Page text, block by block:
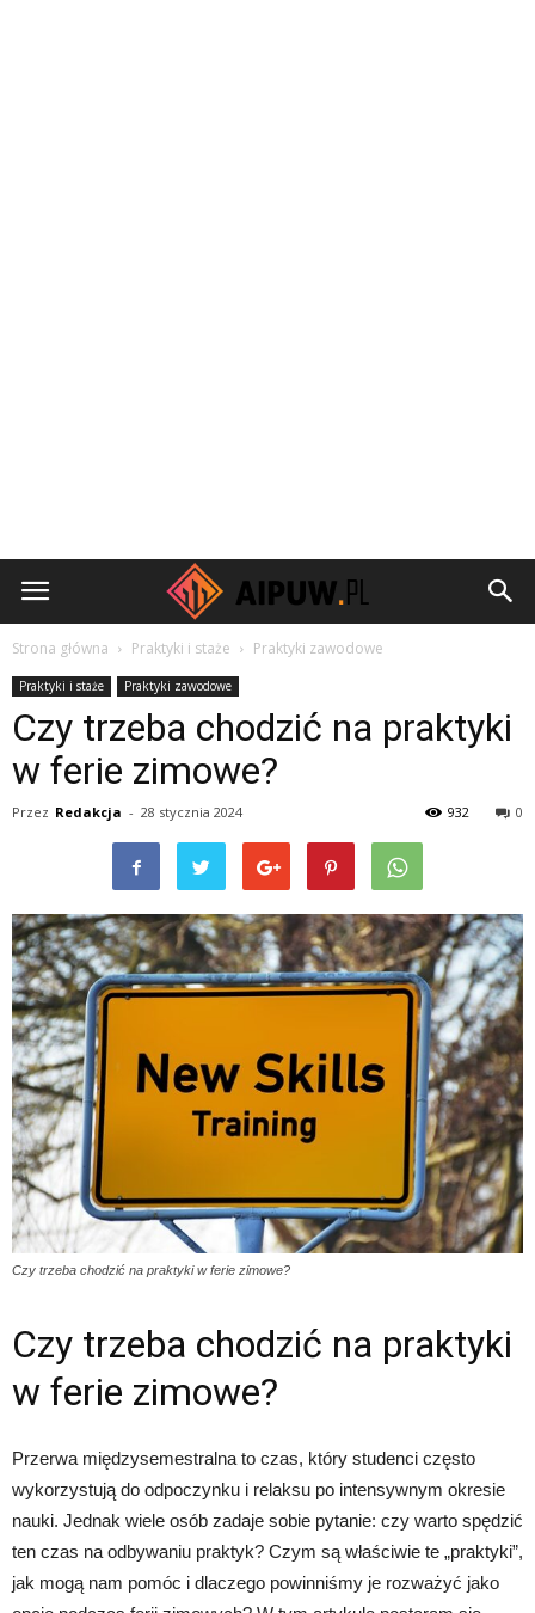
Aipuw.pl
Strona główna Praktyki i staże Praktyki zawodowe
Praktyki i staże Praktyki zawodowe
Czy trzeba chodzić na praktyki
w ferie zimowe?
Przez Redakcja - 28 stycznia 2024 0
932
Czy trzeba chodzić na praktyki w ferie zimowe?
Czy trzeba chodzić na praktyki
w ferie zimowe?
Przerwa międzysemestralna to czas, który studenci często
wykorzystują do odpoczynku i relaksu po intensywnym okresie
nauki. Jednak wiele osób zadaje sobie pytanie: czy warto spędzić
ten czas na odbywaniu praktyk? Czym są właściwie te „praktyki”,
jak mogą nam pomóc i dlaczego powinniśmy je rozważyć jako